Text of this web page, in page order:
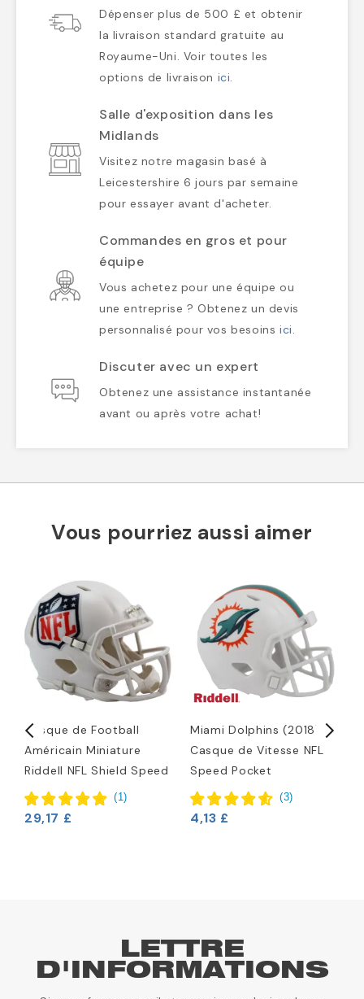
Dépenser plus de 500 £ et obtenir
la livraison standard gratuite au
Royaume-Uni. Voir toutes les
options de livraison ici.
Salle d'exposition dans les
Midlands
Visitez notre magasin basé à
Leicestershire 6 jours par semaine
pour essayer avant d'acheter.
Commandes en gros et pour
équipe
Vous achetez pour une équipe ou
une entreprise ? Obtenez un devis
personnalisé pour vos besoinsici.
Discuter avec un expert
Obtenez une assistance instantanée
avant ou après votre achat!
Vous pourriez aussi aimer
Casque de Football
Américain Miniature
Riddell NFL Shield Speed
(1)
29,17 £
Miami Dolphins (2018)
Casque de Vitesse NFL
Speed Pocket
(3)
4,13 £
LETTRE
D'INFORMATIONS